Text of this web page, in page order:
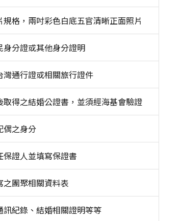
規格，兩吋彩色白底五官清晰正面照片
身分證或其他身分證明
灣通行證或相關旅行證件
取得之結婚公證書，並須經海基會驗證
偶之身分
保證人並填寫保證書
團聚相關資料表
訊紀錄、結婚相關證明等等